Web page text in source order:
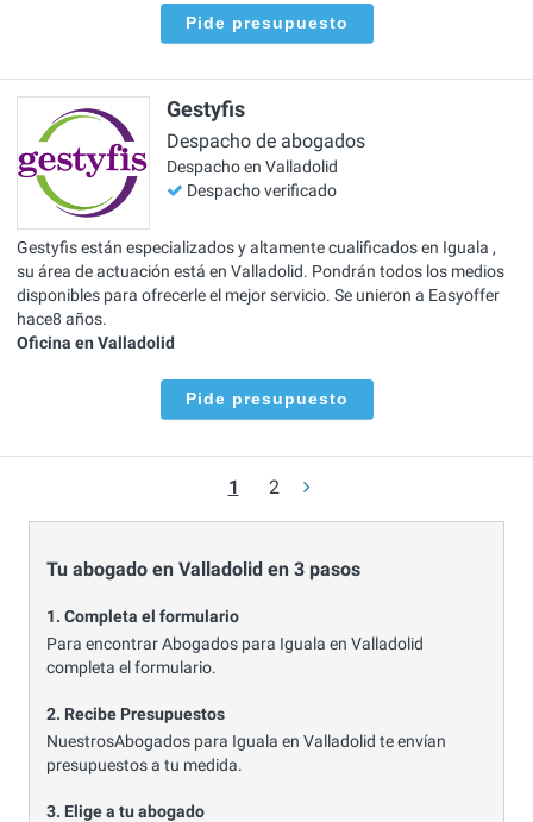
Pide presupuesto
Gestyfis
Despacho de abogados
Despacho en Valladolid
Despacho verificado
Gestyfis están especializados y altamente cualificados en Iguala ,
su área de actuación está en Valladolid. Pondrán todos los medios
disponibles para ofrecerle el mejor servicio. Se unieron a Easyoffer
hace8 años.
Oficina en Valladolid
Pide presupuesto
1 2
Tu abogado en Valladolid en 3 pasos
1. Completa el formulario
Para encontrar Abogados para Iguala en Valladolid
completa el formulario.
2. Recibe Presupuestos
NuestrosAbogados para Iguala en Valladolid te envían
presupuestos a tu medida.
3. Elige a tu abogado